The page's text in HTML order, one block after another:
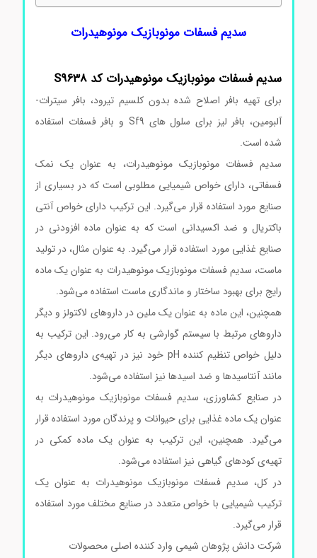
سدیم فسفات مونوبازیک مونوهیدرات
سدیمفسفاتمونوبازیکمونوهیدراتکد S9638
برای تهیه بافر اصلاح شده بدون کلسیم تیرود، بافر سیترات-
آلبومین، بافر لیز برای سلول های Sf9 و بافر فسفات استفاده
شده است.
سدیم فسفات مونوبازیک مونوهیدرات، به عنوان یک نمک
فسفاتی، دارای خواص شیمیایی مطلوبی است که در بسیاری از
صنایع مورد استفاده قرار می‌گیرد. این ترکیب دارای خواص آنتی
باکتریال و ضد اکسیدانی است که به عنوان ماده افزودنی در
صنایع غذایی مورد استفاده قرار می‌گیرد. به عنوان مثال، در تولید
ماست، سدیم فسفات مونوبازیک مونوهیدرات به عنوان یک ماده
رایج برای بهبود ساختار و ماندگاری ماست استفاده می‌شود.
همچنین، این ماده به عنوان یک ملین در داروهای لاکتولز و دیگر
داروهای مرتبط با سیستم گوارشی به کار می‌رود. این ترکیب به
دلیل خواص تنظیم کننده pH خود نیز در تهیه‌ی داروهای دیگر
مانند آنتاسیدها و ضد اسیدها نیز استفاده می‌شود.
در صنایع کشاورزی، سدیم فسفات مونوبازیک مونوهیدرات به
عنوان یک ماده غذایی برای حیوانات و پرندگان مورد استفاده قرار
می‌گیرد. همچنین، این ترکیب به عنوان یک ماده کمکی در
تهیه‌ی کودهای گیاهی نیز استفاده می‌شود.
در کل، سدیم فسفات مونوبازیک مونوهیدرات به عنوان یک
ترکیب شیمیایی با خواص متعدد در صنایع مختلف مورد استفاده
قرار می‌گیرد.
شرکت دانش پژوهان شیمی وارد کننده اصلی محصولات